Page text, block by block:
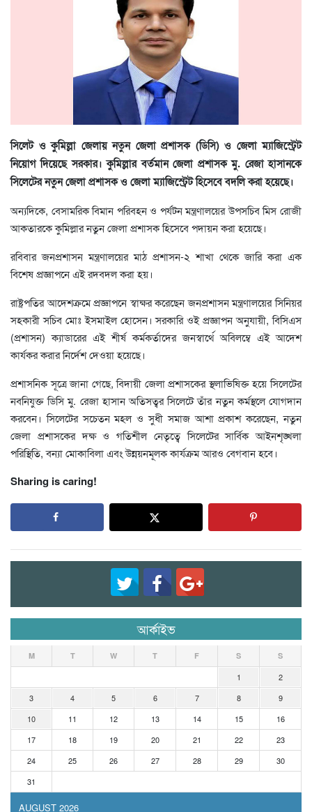
সিলেট ও কুমিল্লা জেলায় নতুন জেলা প্রশাসক (ডিসি) ও জেলা ম্যাজিস্ট্রেট
নিয়োগ দিয়েছে সরকার। কুমিল্লার বর্তমান জেলা প্রশাসক মু. রেজা হাসানকে
সিলেটের নতুন জেলা প্রশাসক ও জেলা ম্যাজিস্ট্রেট হিসেবে বদলি করা হয়েছে।
অন্যদিকে, বেসামরিক বিমান পরিবহন ও পর্যটন মন্ত্রণালয়ের উপসচিব মিস রোজী
আকতারকে কুমিল্লার নতুন জেলা প্রশাসক হিসেবে পদায়ন করা হয়েছে।
রবিবার জনপ্রশাসন মন্ত্রণালয়ের মাঠ প্রশাসন-২ শাখা থেকে জারি করা এক
বিশেষ প্রজ্ঞাপনে এই রদবদল করা হয়।
রাষ্ট্রপতির আদেশক্রমে প্রজ্ঞাপনে স্বাক্ষর করেছেন জনপ্রশাসন মন্ত্রণালয়ের সিনিয়র
সহকারী সচিব মোঃ ইসমাইল হোসেন। সরকারি ওই প্রজ্ঞাপন অনুযায়ী, বিসিএস
(প্রশাসন) ক্যাডারের এই শীর্ষ কর্মকর্তাদের জনস্বার্থে অবিলম্বে এই আদেশ
কার্যকর করার নির্দেশ দেওয়া হয়েছে।
প্রশাসনিক সূত্রে জানা গেছে, বিদায়ী জেলা প্রশাসকের স্থলাভিষিক্ত হয়ে সিলেটের
নবনিযুক্ত ডিসি মু. রেজা হাসান অতিসত্বর সিলেটে তাঁর নতুন কর্মস্থলে যোগদান
করবেন। সিলেটের সচেতন মহল ও সুধী সমাজ আশা প্রকাশ করেছেন, নতুন
জেলা প্রশাসকের দক্ষ ও গতিশীল নেতৃত্বে সিলেটের সার্বিক আইনশৃঙ্খলা
পরিস্থিতি, বন্যা মোকাবিলা এবং উন্নয়নমূলক কার্যক্রম আরও বেগবান হবে।
Sharing is caring!
আর্কাইভ
AUGUST 2026
M T W T F S S
1
2
3
4 5 6 7 8
9
10
11 12 13 14 15
16
17
18 19 20 21 22
23
24
25 26 27 28 29
30
31